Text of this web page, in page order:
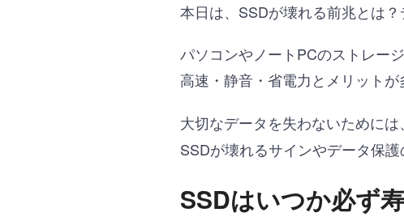
本日は、 SSDが壊れる前兆とは
パソコンやノートPCのストレー
高速・静音・省電力とメリットが
大切なデータを失わないためには、
SSDが壊れるサインやデータ保
SSDはいつか必ず